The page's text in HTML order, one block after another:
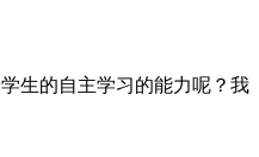
生的自主学习的能力呢？我